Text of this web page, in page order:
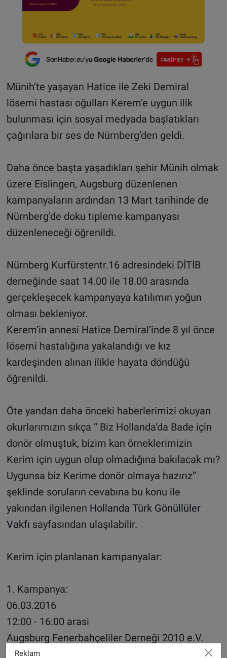
Münih’te yaşayan Hatice ile Zeki Demiral
lösemi hastası oğulları Kerem’e uygun ilik
bulunması için sosyal medyada başlatıkları
çağırılara bir ses de Nürnberg’den geldi.
Daha önce başta yaşadıkları şehir Münih olmak
üzere Eislingen, Augsburg düzenlenen
kampanyaların ardından 13 Mart tarihinde de
Nürnberg’de doku tipleme kampanyası
düzenleneceği öğrenildi.
Nürnberg Kurfürstentr.16 adresindeki DİTİB
derneğinde saat 14.00 ile 18.00 arasında
gerçekleşecek kampanyaya katılımın yoğun
olması bekleniyor.
Kerem’in annesi Hatice Demiral’inde 8 yıl önce
lösemi hastalığına yakalandığı ve kız
kardeşinden alınan ilikle hayata döndüğü
öğrenildi.
Öte yandan daha önceki haberlerimizi okuyan
okurlarımızın sıkça “ Biz Hollanda’da Bade için
donör olmuştuk, bizim kan örneklerimizin
Kerim için uygun olup olmadığına bakılacak mı?
Uygunsa biz Kerime donör olmaya hazırız”
şeklinde soruların cevabına bu konu ile
yakından ilgilenen Hollanda Türk Gönüllüler
Vakfı sayfasından ulaşılabilir.
Kerim için planlanan kampanyalar:
1. Kampanya:
06.03.2016
12:00 - 16:00 arasi
Augsburg Fenerbahçeliler Derneği 2010 e.V.
Zollnerstr.20
Reklam